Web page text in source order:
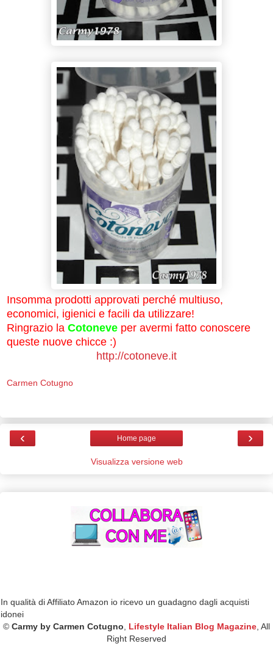
Insomma prodotti approvati perché multiuso,
economici, igienici e facili da utilizzare!
Ringrazio la Cotoneve per avermi fatto conoscere
queste nuove chicce :)
http://cotoneve.it
Carmen Cotugno
‹ ›
Home page
Visualizza versione web
In qualità di Affiliato Amazon io ricevo un guadagno dagli acquisti
idonei
© Carmy by Carmen Cotugno Lifestyle Italian Blog Magazine , All
Right Reserved